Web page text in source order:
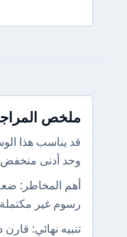
ملخص
قد يناسب هذا
وحد أدنى منخفض
أهم المخاطر:
رسوم غير
تنبيه نهائي: